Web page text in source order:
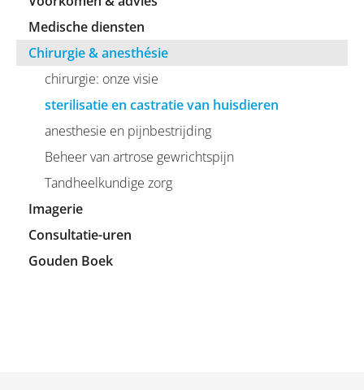
Medische diensten
Chirurgie & anesthésie
chirurgie: onze visie
sterilisatie en castratie van huisdieren
anesthesie en pijnbestrijding
Beheer van artrose gewrichtspijn
Tandheelkundige zorg
Imagerie
Consultatie-uren
Gouden Boek